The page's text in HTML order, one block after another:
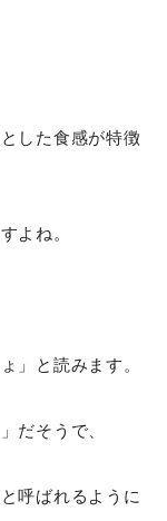
した食感が特徴
よね。
」と読みます。
だそうで、
呼ばれるように